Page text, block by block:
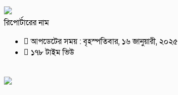
রিপোর্টারের নাম
আপডেটের সময় : বৃহস্পতিবার, ১৬ জানুয়ারী, ২০২৫
১৭৮ টাইম ভিউ